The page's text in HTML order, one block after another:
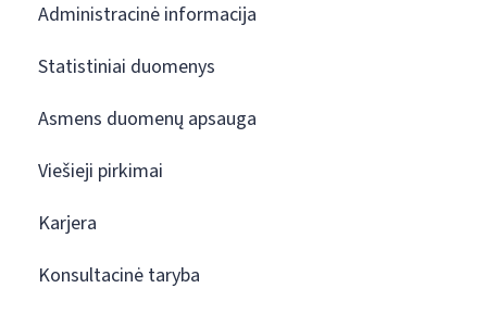
Administracinė informacija
Statistiniai duomenys
Asmens duomenų apsauga
Viešieji pirkimai
Karjera
Konsultacinė taryba